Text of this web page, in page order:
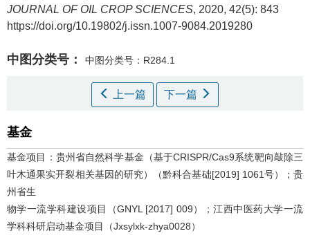
JOURNAL OF OIL CROP SCIENCES, 2020, 42(5): 843
https://doi.org/10.19802/j.issn.1007-9084.2019280
中图分类号： 中图分类号：R284.1
上一篇 下一篇
基金
基金项目：贵州省自然科学基金（基于CRISPR/Cas9系统靶向敲除三
叶木通果实开裂相关基因的研究）（黔科合基础[2019] 1061号）；贵
州省生
物学一流学科建设项目（GNYL [2017] 009）；江西中医药大学一流
学科科研启动基金项目（Jxsylxk-zhya0028）